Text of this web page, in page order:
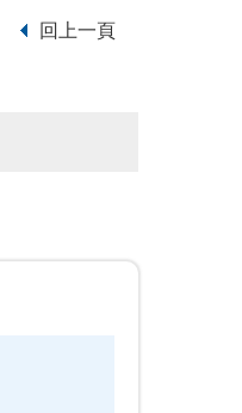
回上一頁